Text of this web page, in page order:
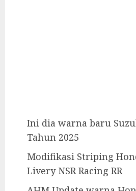
Ini dia warna baru
Tahun 2025
Modifikasi Striping
Livery NSR Racing RR